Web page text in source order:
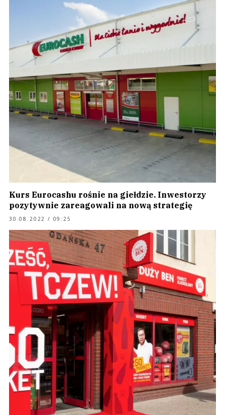
Kurs Eurocashu rośnie na giełdzie. Inwestorzy
pozytywnie zareagowali na nową strategię
30.08.2022 / 09:25